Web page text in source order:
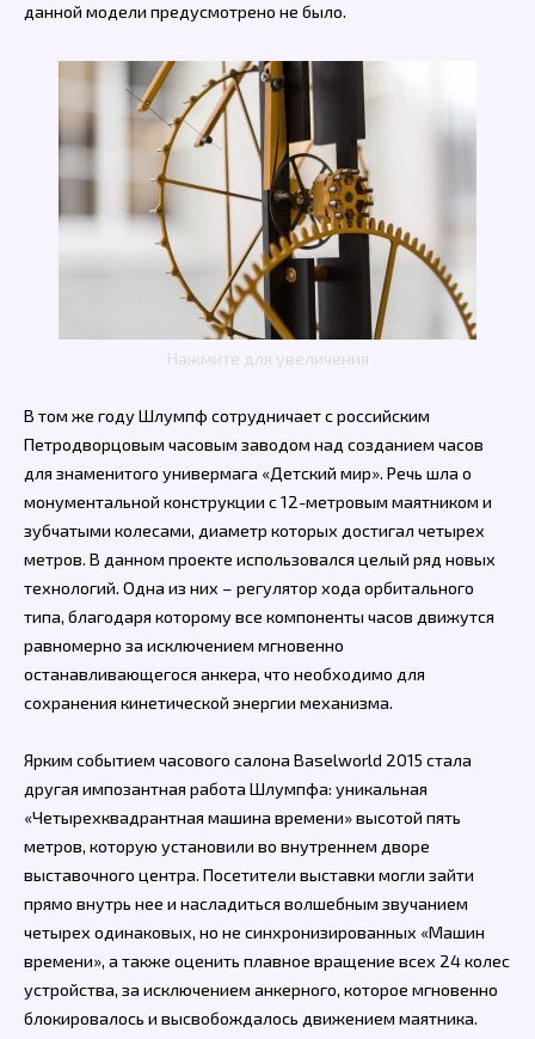
данной модели предусмотрено не было.
Нажмите для увеличения
В том же году Шлумпф сотрудничает с российским
Петродворцовым часовым заводом над созданием часов
для знаменитого универмага «Детский мир». Речь шла о
монументальной конструкции с 12-метровым маятником и
зубчатыми колесами, диаметр которых достигал четырех
метров. В данном проекте использовался целый ряд новых
технологий. Одна из них – регулятор хода орбитального
типа, благодаря которому все компоненты часов движутся
равномерно за исключением мгновенно
останавливающегося анкера, что необходимо для
сохранения кинетической энергии механизма.
Ярким событием часового салона Baselworld 2015 стала
другая импозантная работа Шлумпфа: уникальная
«Четырехквадрантная машина времени» высотой пять
метров, которую установили во внутреннем дворе
выставочного центра. Посетители выставки могли зайти
прямо внутрь нее и насладиться волшебным звучанием
четырех одинаковых, но не синхронизированных «Машин
времени», а также оценить плавное вращение всех 24 колес
устройства, за исключением анкерного, которое мгновенно
блокировалось и высвобождалось движением маятника.